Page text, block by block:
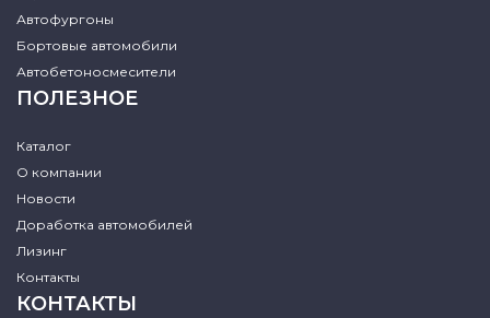
Автофургоны
Бортовые автомобили
Автобетоносмесители
ПОЛЕЗНОЕ
Каталог
О компании
Новости
Доработка автомобилей
Лизинг
Контакты
КОНТАКТЫ